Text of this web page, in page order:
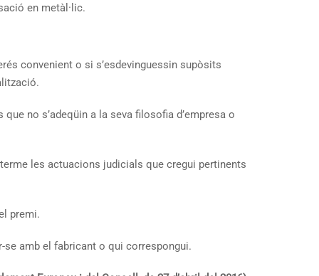
en metàl·lic.
convenient o si s’esdevinguessin supòsits
no s’adeqüin a la seva filosofia d’empresa o
les actuacions judicials que cregui pertinents
premi.
amb el fabricant o qui correspongui.